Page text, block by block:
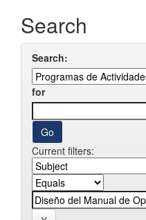
Search
Search:
for
Current filters: